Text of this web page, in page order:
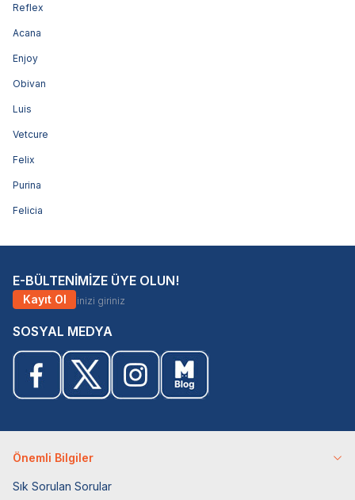
Reflex
Acana
Enjoy
Obivan
Luis
Vetcure
Felix
Purina
Felicia
E-BÜLTENİMİZE ÜYE OLUN!
Kayıt Ol
SOSYAL MEDYA
Önemli Bilgiler
Sık Sorulan Sorular